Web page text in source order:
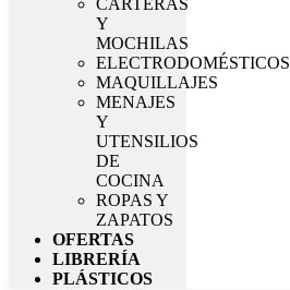
CARTERAS
Y
MOCHILAS
ELECTRODOMÉSTICOS
MAQUILLAJES
MENAJES
Y
UTENSILIOS
DE
COCINA
ROPAS Y
ZAPATOS
OFERTAS
LIBRERÍA
PLÁSTICOS